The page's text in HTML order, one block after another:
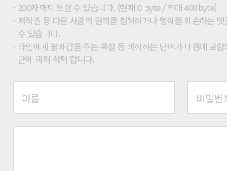
200자까지 쓰실 수 있습니다. (현재 0 byte / 최대 400byte)
저작권 등 다른 사람의 권리를 침해하거나 명예를 훼손하는
수 있습니다.
타인에게 불쾌감을 주는 욕설 등 비하하는 단어가 내용에 포
단에 의해 삭제 합니다.